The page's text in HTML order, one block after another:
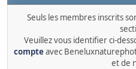
Seuls les membres inscrits
Veuillez vous identifier ci-
compteavec
et de